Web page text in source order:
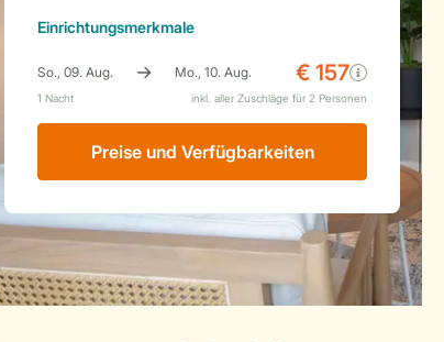
Einrichtungsmerkmale
Preise und Verfügbarkeiten